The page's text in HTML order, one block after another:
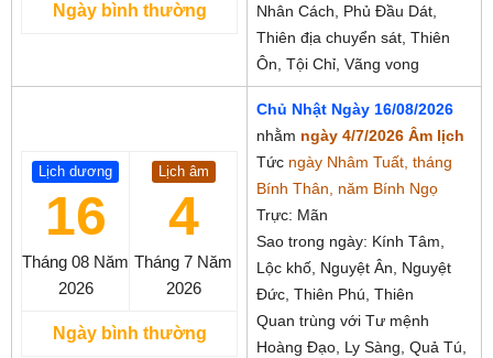
Ngày bình thường
Nhân Cách, Phủ Đầu Dát,
Thiên địa chuyển sát, Thiên
Ôn, Tội Chỉ, Vãng vong
Lịch dương
16
Tháng 08 Năm
2026
Lịch âm
4
Tháng 7 Năm
2026
Ngày bình thường
Chủ Nhật Ngày 16/08/2026
nhằm ngày 4/7/2026 Âm lịch
Tức ngày Nhâm Tuất, tháng
Bính Thân, năm Bính Ngọ
Trực: Mãn
Sao trong ngày: Kính Tâm,
Lộc khố, Nguyệt Ân, Nguyệt
Đức, Thiên Phú, Thiên
Quan trùng với Tư mệnh
Hoàng Đạo, Ly Sàng, Quả Tú,